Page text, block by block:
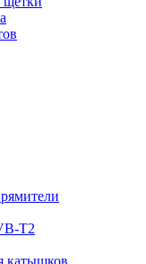
T2
катышков